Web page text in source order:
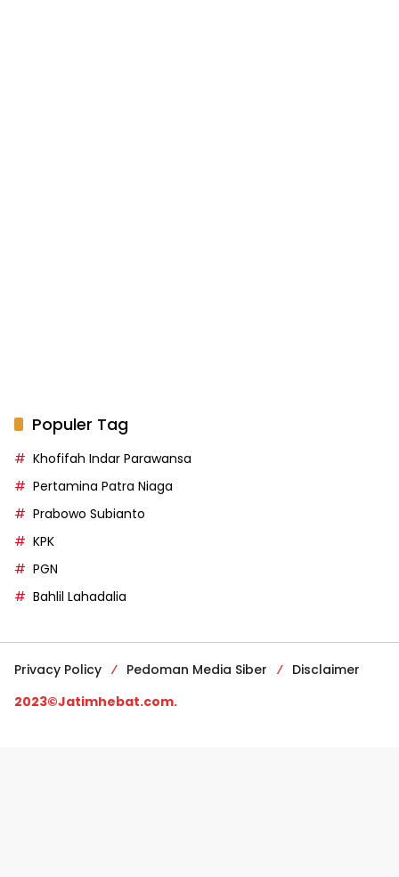
Populer Tag
Khofifah Indar Parawansa
Pertamina Patra Niaga
Prabowo Subianto
KPK
PGN
Bahlil Lahadalia
Privacy Policy Pedoman Media Siber
Disclaimer
2023©Jatimhebat.com.